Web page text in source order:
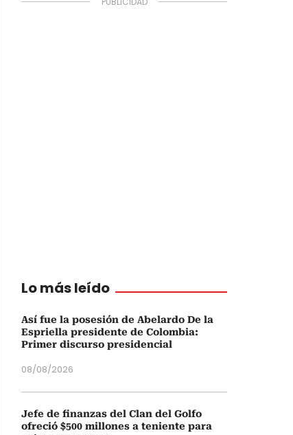
Lo más leído
Así fue la posesión de Abelardo De la
Espriella presidente de Colombia:
Primer discurso presidencial
08/08/2026
Jefe de finanzas del Clan del Golfo
ofreció $500 millones a teniente para